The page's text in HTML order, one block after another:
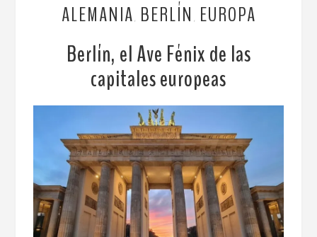
ALEMANIA BERLÍN EUROPA
Berlín, el Ave Fénix de las
capitales europeas